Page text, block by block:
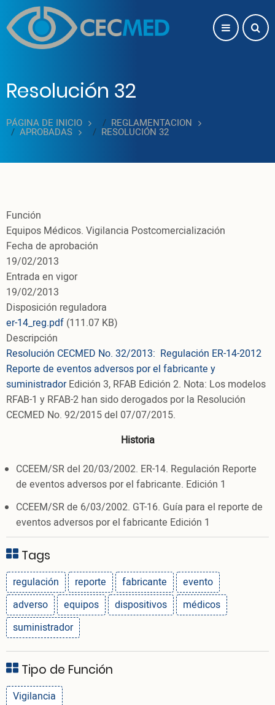
Pasar al contenido principal
Resolución 32
PÁGINA DE INICIO REGLAMENTACION
APROBADAS RESOLUCIÓN 32
Función
Equipos Médicos. Vigilancia Postcomercialización
Fecha de aprobación
19/02/2013
Entrada en vigor
19/02/2013
Disposición reguladora
er-14_reg.pdf (111.07 KB)
Descripción
Resolución CECMED No. 32/2013: Regulación ER-14-2012
Reporte de eventos adversos por el fabricante y
suministradorEdición 3, RFAB Edición 2. Nota: Los modelos
RFAB-1 y RFAB-2 han sido derogados por la Resolución
CECMED No. 92/2015 del 07/07/2015.
Historia
CCEEM/SR del 20/03/2002. ER-14. Regulación Reporte
de eventos adversos por el fabricante. Edición 1
CCEEM/SR de 6/03/2002. GT-16. Guía para el reporte de
eventos adversos por el fabricante Edición 1
Tags
regulación reporte fabricante
evento
adverso
equipos dispositivos
médicos
suministrador
Tipo de Función
Vigilancia